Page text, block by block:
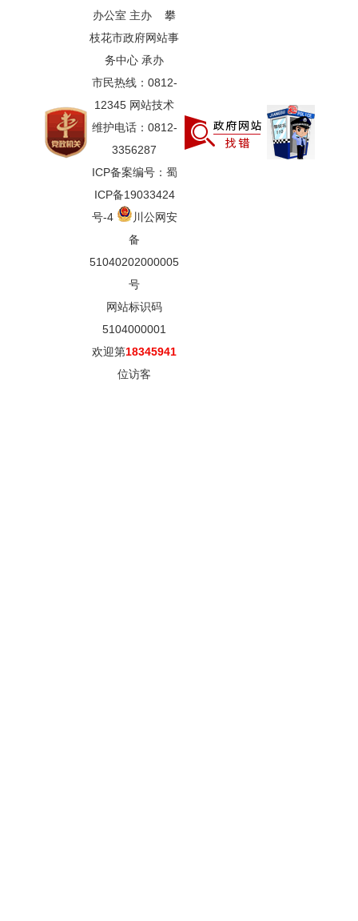
办公室 主办 攀
枝花市政府网站事
务中心 承办
市民热线：0812-
12345 网站技术
维护电话：0812-
3356287
ICP备案编号：蜀
ICP备19033424
号-4
川公网安
备
51040202000005
号
网站标识码
5104000001
欢迎第18345941
位访客